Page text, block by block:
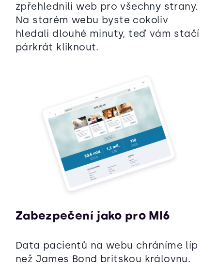
zpřehlednili web pro všechny strany.
Na starém webu byste cokoliv
hledali dlouhé minuty, teď vám stačí
párkrát kliknout.
Zabezpečení jako pro MI6
Data pacientů na webu chráníme líp
než James Bond britskou královnu.